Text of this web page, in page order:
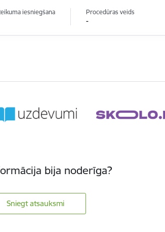
iesniegšana Procedūras veids
-
bija noderīga?
Sniegt atsauksmi